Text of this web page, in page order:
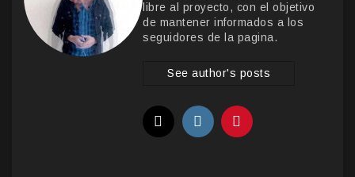
libre al proyecto, con el objetivo
de mantener informados a los
seguidores de la pagina.
See author's posts